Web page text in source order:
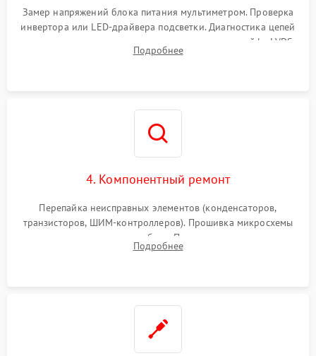
Замер напряжений блока питания мультиметром. Проверка
инвертора или LED-драйвера подсветки. Диагностика цепей
питания скалера и тестирование сигналов на шлейфе LVDS
Подробнее
4. Компонентный ремонт
Перепайка неисправных элементов (конденсаторов,
транзисторов, ШИМ-контроллеров). Прошивка микросхемы
памяти при программных сбоях. При поломке подсветки —
разборка матрицы и замена выгоревших светодиодов.
Подробнее